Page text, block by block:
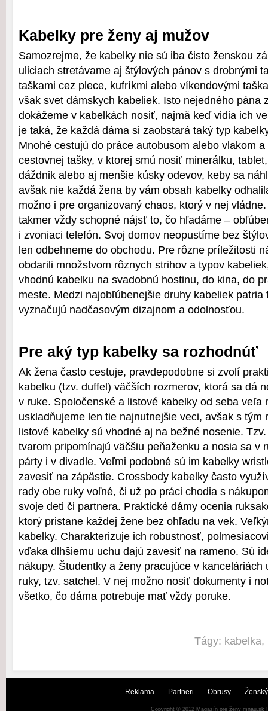
Kabelky pre ženy aj mužov
Samozrejme, že kabelky nie sú iba čisto ženskou
uliciach stretávame aj štýlových pánov s drobnými
taškami cez plece, kufríkmi alebo víkendovými
však svet dámskych kabeliek. Isto nejedného pána
dokážeme v kabelkách nosiť, najmä keď vidia ich
je taká, že každá dáma si zaobstará taký typ
Mnohé cestujú do práce autobusom alebo vlakom
cestovnej tašky, v ktorej smú nosiť minerálku,
dáždnik alebo aj menšie kúsky odevov, keby sa
avšak nie každá žena by vám obsah kabelky
možno i pre organizovaný chaos, ktorý v nej
takmer vždy schopné nájsť to, čo hľadáme –
i zvoniaci telefón. Svoj domov neopustíme bez
len odbehneme do obchodu. Pre rôzne príležitosti
obdarili množstvom rôznych strihov a typov
vhodnú kabelku na svadobnú hostinu, do kina, do
meste. Medzi najobľúbenejšie druhy kabeliek patria
vyznačujú nadčasovým dizajnom a odolnosťou.
Pre aký typ kabelky sa rozhodnúť
Ak žena často cestuje, pravdepodobne si zvolí
kabelku (tzv. duffel) väčších rozmerov, ktorá sa dá
v ruke. Spoločenské a listové kabelky od seba veľa
uskladňujeme len tie najnutnejšie veci, avšak s tým
listové kabelky sú vhodné aj na bežné nosenie.
tvarom pripomínajú väčšiu peňaženku a nosia sa v
párty i v divadle. Veľmi podobné sú im kabelky
zavesiť na zápästie. Crossbody kabelky často
rady obe ruky voľné, či už po práci chodia s
svoje deti či partnera. Praktické dámy ocenia
ktorý pristane každej žene bez ohľadu na vek.
kabelky. Charakterizuje ich robustnosť,
vďaka dlhšiemu uchu dajú zavesiť na rameno. Sú
nákupy. Študentky a ženy pracujúce v kanceláriách
ruky, tzv. satchel. V nej možno nosiť dokumenty i
všetko, čo dáma potrebuje mať vždy poruke.
Tágy: kabelka,
Reklama Partneri Obrusy
Copyright © 2012 Magazín pre ženy mnau.sk